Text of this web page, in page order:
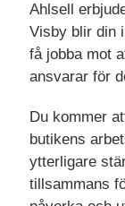
Ahlsell
Visby blir din
få jobba mot
ansvarar för
Du kommer
butikens
ytterligare
tillsammans